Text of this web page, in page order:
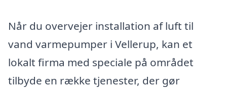
Når du overvejer installation af luft til
vand varmepumper i Vellerup, kan et
lokalt firma med speciale på området
tilbyde en række tjenester, der gør